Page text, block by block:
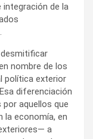
integración de la
desmitificar
nombre de los
política exterior
diferenciación
aquellos que
la economía, en
a